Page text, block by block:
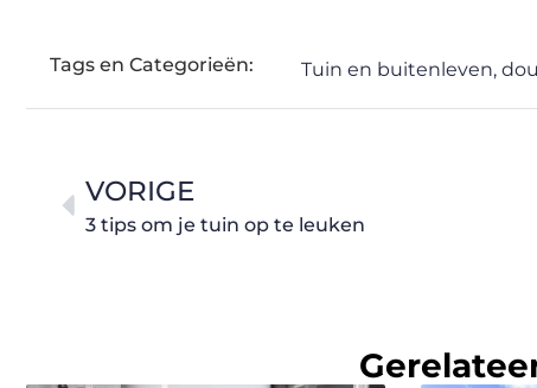
Tags en Categorieën: Tuin en buitenleven,
VORIGE
3 tips om je tuin op te leuken